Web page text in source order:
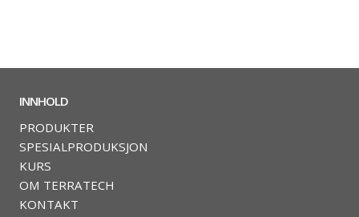
INNHOLD
PRODUKTER
SPESIALPRODUKSJON
KURS
OM TERRATECH
KONTAKT